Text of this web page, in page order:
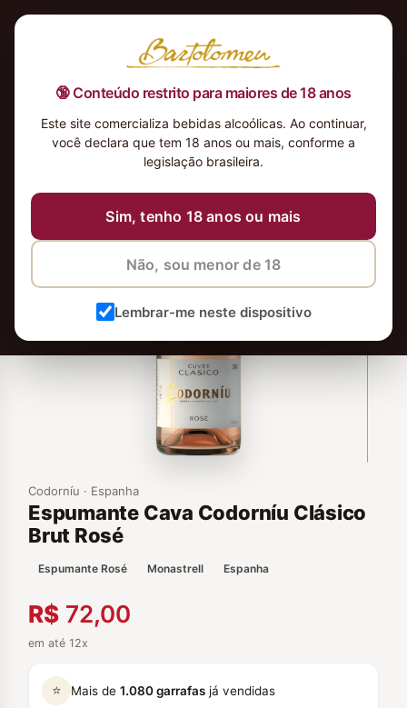
🔞 Conteúdo restrito para maiores de 18 anos
Este site comercializa bebidas alcoólicas. Ao continuar,
você declara que tem 18 anos ou mais, conforme a
legislação brasileira.
Sim, tenho 18 anos ou mais
Não, sou menor de 18
Lembrar-me neste dispositivo
Codorníu · Espanha
Espumante Cava Codorníu Clásico
Brut Rosé
Espumante Rosé Monastrell Espanha
R$ 72,00
em até 12x
⭐ Mais de 1.080 garrafas já vendidas